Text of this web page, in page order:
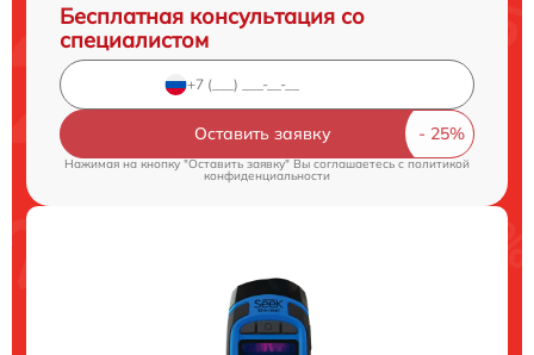
Бесплатная консультация со
специалистом
Оставить заявку
Нажимая на кнопку "Оставить заявку" Вы соглашаетесь cполитикой
конфиденциальности